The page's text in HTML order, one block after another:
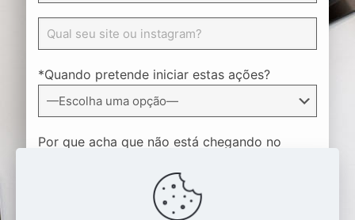
*Quando pretende iniciar estas ações?
Por que acha que não está chegando no